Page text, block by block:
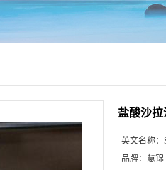
盐酸沙拉
英文名称：
品牌： 慧锦